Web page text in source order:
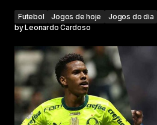
Futebol Jogos de hoje Jogos do dia
byLeonardo Cardoso